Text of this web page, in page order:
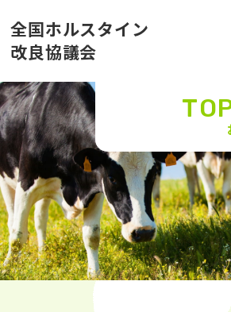
全国ホルスタイン
改良協議会